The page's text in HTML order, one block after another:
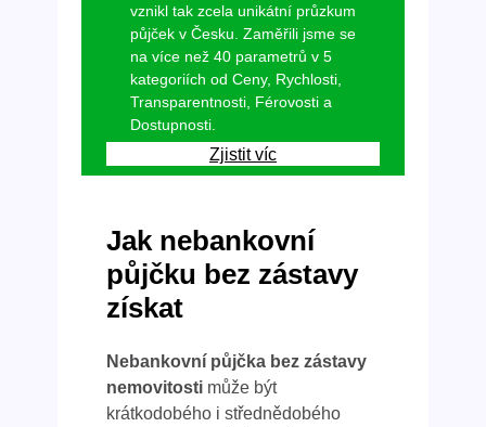
vznikl tak zcela unikátní průzkum
půjček v Česku. Zaměřili jsme se
na více než 40 parametrů v 5
kategoriích od Ceny, Rychlosti,
Transparentnosti, Férovosti a
Dostupnosti.
Zjistit víc
Jak nebankovní
půjčku bez zástavy
získat
Nebankovní půjčka bez zástavy
nemovitostimůže být
krátkodobého i střednědobého